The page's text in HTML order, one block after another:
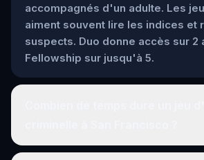
accompagnés d'un adulte. Les
aiment souvent lire les indices et
suspects. Duo donne accès sur 2
Fellowship sur jusqu'à 5.